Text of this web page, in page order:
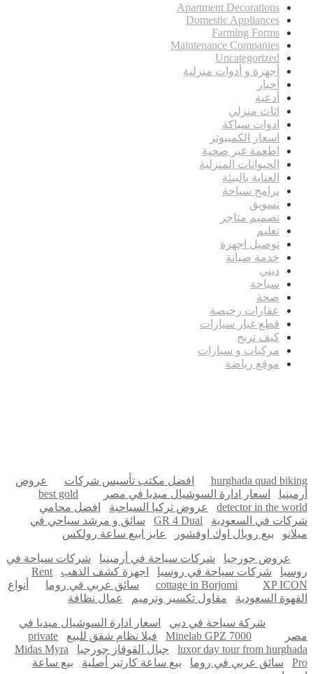
Apartment Decorations
Domestic Appliances
Farming Forms
Maintenance Companies
Uncategorized
أجهرة و أدوات منزلية
أخبار
أدعية
اثاث منزلي
ادوات سباكة
اسعار الكمبيوتر
اطعمة غير صحية
الحيوانات المنزلية
العناية بالبيئة
برامج سياحة
تسويق
تصميم متاجر
تعليم
توصيل اجهزة
خدمة صيانة
ديني
سياحة
صحة
عقارات رخيصة
قطع غيار سيارات
كيف تربح
مركبات و سيارات
موقع رياضة
hurghada quad biking افضل مكتب تأسيس شركات
عروض
أرمينيا
اسعار ادارة السوشيال ميديا في مصر
best gold
detector in the world
عروض تركيا السياحية
افضل محامي
شركات في السعودية
GR 4 Dual
سائق و مرشد سياحي في
ميلانو
بيع رويال اوك اوفشور عايز ابيع ساعة رولكس
عروض جورجيا شركات سياحة في أرمينيا
شركات سياحة في
روسيا
شركات سياحة في روسيا اجهزة كشف الذهب
Rent
cottage in Borjomi
XP ICON سائق عربي في روما
أنواع
القهوة السعودية
مقاول تكسير وترميم عمال نظافة
شركة سياحة في دبي
اسعار ادارة السوشيال ميديا في
مصر
Minelab GPZ 7000 فيلا نظام شقق للبيع
private
luxor day tour from hurghada
جبال القوقاز جورجيا
Midas Myra
Pro
سائق عربي في روما بيع ساعة كارتير أصلية
بيع ساعة